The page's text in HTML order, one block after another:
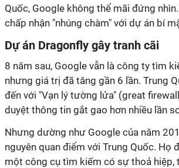
Quốc, Google không thể mãi đứng
chấp nhận "nhúng chàm" với dự án bí
Dự án Dragonfly gây tranh cãi
8 năm sau, Google vẫn là công ty tìm
nhưng giá trị đã tăng gần 6 lần. Trung
đến với "Vạn lý tường lửa" (great
duyệt thông tin gắt gao hơn nhiều lần
Nhưng dường như Google của năm
nguyên quan điểm với Trung Quốc. Họ
một công cụ tìm kiếm có sự thoả hiệp,